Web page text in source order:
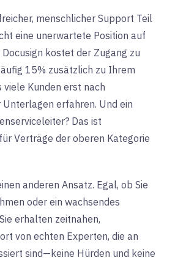
menschlicher Support Teil
eine unerwartete Position auf
Docusign kostet der Zugang zu
15% zusätzlich zu Ihrem
Kunden erst nach
erfahren. Und ein
Das ist
Verträge der oberen Kategorie
anderen Ansatz. Egal, ob Sie
oder ein wachsendes
erhalten zeitnahen,
von echten Experten, die an
sind—keine Hürden und keine